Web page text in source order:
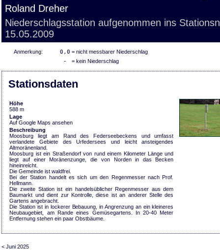
Roland Dreher
Niederschlagsstation aufgenommen ins
15.05.2009
Anmerkung: 0,0 = nicht messbarer Niederschlag
- = kein Niederschlag
Stationsdaten
Höhe
588 m
Lage
Auf Google Maps ansehen
Beschreibung
Moosburg liegt am Rand des Federseebeckens und umfasst
verlandete Gebiete des Urfedersees und leicht ansteigendes
Altmoränenland.
Moosburg ist ein Straßendorf von rund einem Kilometer Länge und
liegt auf einer Moränenzunge, die von Norden in das Becken
hineinreicht.
Die Gemeinde ist waldfrei.
Bei der Station handelt es sich um den Regenmesser nach Prof.
Hellmann.
Die zweite Station ist ein handelsüblicher Regenmesser aus dem
Baumarkt und dient zur Kontrolle, diese ist an anderer Stelle des
Gartens angebracht.
Die Station ist in lockerer Bebauung, in Angrenzung an ein kleineres
Neubaugebiet, am Rande eines Gemüsegartens. In 20-40 Meter
Entfernung stehen ein paar Obstbäume.
< Juni 2025